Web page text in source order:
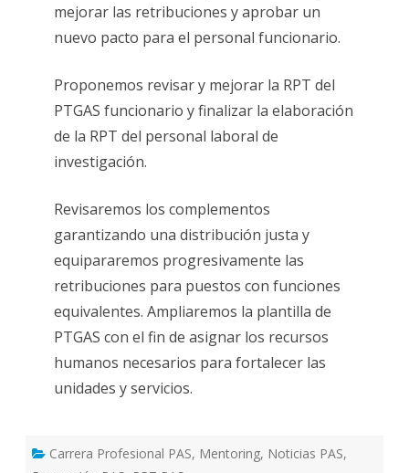
mejorar las retribuciones y aprobar un
nuevo pacto para el personal funcionario.
Proponemos revisar y mejorar la RPT del
PTGAS funcionario y finalizar la elaboración
de la RPT del personal laboral de
investigación.
Revisaremos los complementos
garantizando una distribución justa y
equipararemos progresivamente las
retribuciones para puestos con funciones
equivalentes. Ampliaremos la plantilla de
PTGAS con el fin de asignar los recursos
humanos necesarios para fortalecer las
unidades y servicios.
Carrera Profesional PAS, Mentoring, Noticias PAS,